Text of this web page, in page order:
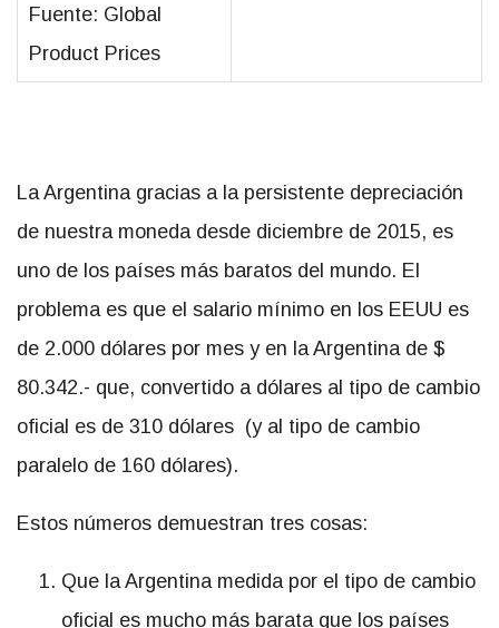
Fuente: Global
Product Prices
La Argentina gracias a la persistente depreciación
de nuestra moneda desde diciembre de 2015, es
uno de los países más baratos del mundo. El
problema es que el salario mínimo en los EEUU es
de 2.000 dólares por mes y en la Argentina de $
80.342.- que, convertido a dólares al tipo de cambio
oficial es de 310 dólares (y al tipo de cambio
paralelo de 160 dólares).
Estos números demuestran tres cosas:
Que la Argentina medida por el tipo de cambio
oficial es mucho más barata que los países